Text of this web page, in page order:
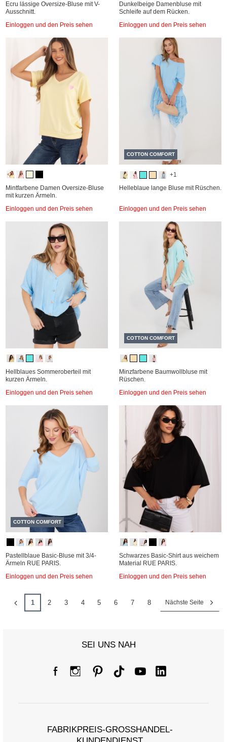
Ecru lässige Oversize-Bluse mit V-
Ausschnitt.
Einloggen und den Preis sehen
Dunkelbeige Damenbluse mit
Schleife auf dem Rücken.
Einloggen und den Preis sehen
Mintfarbene Damen Oversize-Bluse
mit kurzen Ärmeln.
Einloggen und den Preis sehen
COTTON COMFORT
+1
Helleblaue lange Bluse mit Rüschen.
Einloggen und den Preis sehen
Hellblaues Sommeroberteil mit
kurzen Ärmeln.
Einloggen und den Preis sehen
COTTON COMFORT
Minzfarbene Baumwollbluse mit
Rüschen.
Einloggen und den Preis sehen
COTTON COMFORT
Pastellblaue Basic-Bluse mit 3/4-
Ärmeln RUE PARIS.
Einloggen und den Preis sehen
Schwarzes Basic-Shirt aus weichem
Material RUE PARIS.
Einloggen und den Preis sehen
1 2 3 4 5 6 7 8 Nächste Seite
SEI UNS NAH
FABRIKPREIS-GROSSHANDEL-K